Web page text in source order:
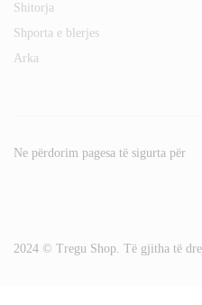
Shitorja
Shporta e blerjes
Arka
2024 © Tregu Shop. Të gjitha të
Ne përdorim pagesa të sigurta për